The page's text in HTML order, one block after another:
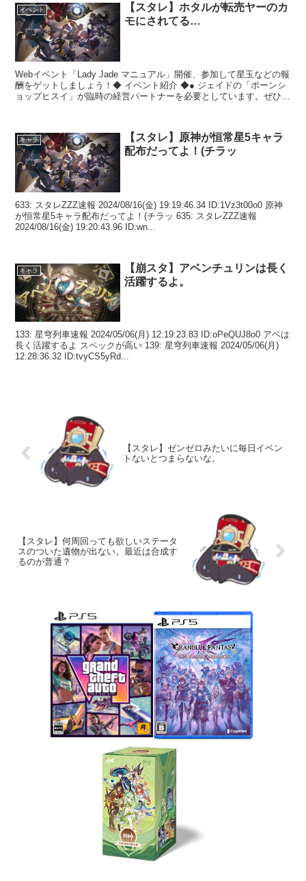
イベント
【スタレ】ホタルが転売ヤーのカ
モにされてる…
Webイベント「Lady Jade マニュアル」開催、参加して星玉などの報
酬をゲットしましょう！◆ イベント紹介 ◆● ジェイドの「ポーンシ
ョップヒスイ」が臨時の経営パートナーを必要としています。ぜひ招
キャラ
【スタレ】原神が恒常星5キャラ
配布だってよ！(チラッ
633: スタレZZZ速報 2024/08/16(金) 19:19:46.34 ID:1Vz3t00o0 原神
が恒常星5キャラ配布だってよ！(チラッ 635: スタレZZZ速報
2024/08/16(金) 19:20:43.96 ID:wn...
キャラ
【崩スタ】アベンチュリンは長く
活躍するよ。
133: 星穹列車速報 2024/05/06(月) 12:19:23.83 ID:oPeQUJ8o0 アベは
長く活躍するよ スペックが高い 139: 星穹列車速報 2024/05/06(月)
12:28:36.32 ID:tvyCS5yRd...
【スタレ】ゼンゼロみたいに毎日イベン
トないとつまらないな。
【スタレ】何周回っても欲しいステータ
スのついた遺物が出ない。最近は合成す
るのが普通？